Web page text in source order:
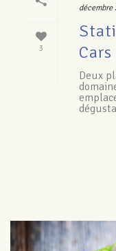
3
décembre
Cars
Deux